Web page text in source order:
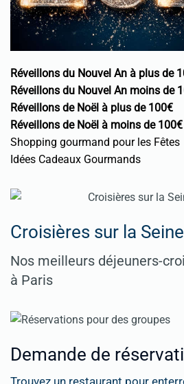
Réveillons du Nouvel An à plus de
Réveillons du Nouvel An moins de
Réveillons de Noël à plus de 100€
Réveillons de Noël à moins de 100€
Shopping gourmand pour les Fêtes
Idées Cadeaux Gourmands
Croisières sur la Seine
Nos meilleurs déjeuners-
à Paris
Demande de